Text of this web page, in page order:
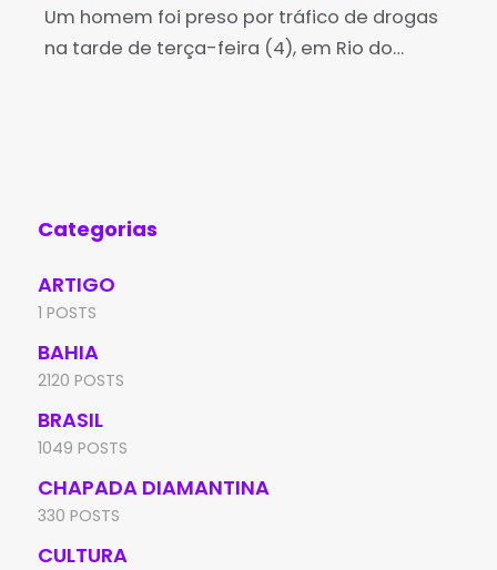
cocaína em Rio do Pires
Um homem foi preso por tráfico de drogas
na tarde de terça-feira (4), em Rio do
Categorias
ARTIGO
1 POSTS
BAHIA
2120 POSTS
BRASIL
1049 POSTS
CHAPADA DIAMANTINA
330 POSTS
CULTURA